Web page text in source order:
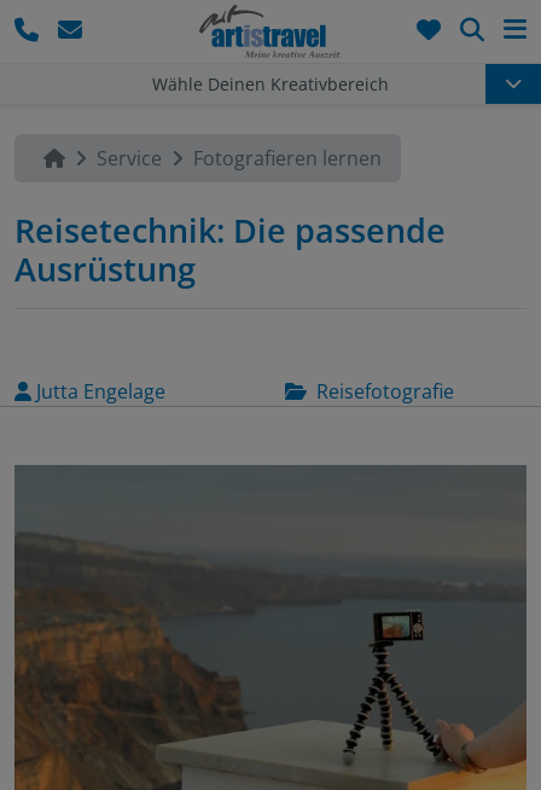
Wähle Deinen Kreativbereich
Service Fotografieren lernen
Reisetechnik: Die passende
Ausrüstung
Jutta Engelage Reisefotografie